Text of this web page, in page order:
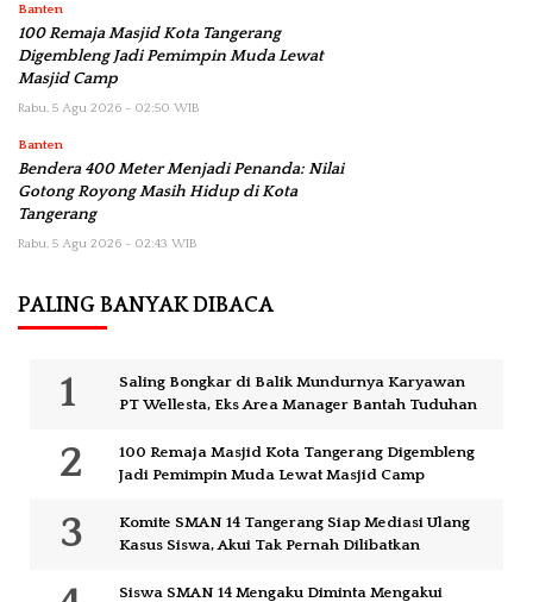
Banten
100 Remaja Masjid Kota Tangerang
Digembleng Jadi Pemimpin Muda Lewat
Masjid Camp
Rabu, 5 Agu 2026 - 02:50 WIB
Banten
Bendera 400 Meter Menjadi Penanda: Nilai
Gotong Royong Masih Hidup di Kota
Tangerang
Rabu, 5 Agu 2026 - 02:43 WIB
PALING BANYAK DIBACA
Saling Bongkar di Balik Mundurnya Karyawan
PT Wellesta, Eks Area Manager Bantah Tuduhan
100 Remaja Masjid Kota Tangerang Digembleng
Jadi Pemimpin Muda Lewat Masjid Camp
Komite SMAN 14 Tangerang Siap Mediasi Ulang
Kasus Siswa, Akui Tak Pernah Dilibatkan
Siswa SMAN 14 Mengaku Diminta Mengakui